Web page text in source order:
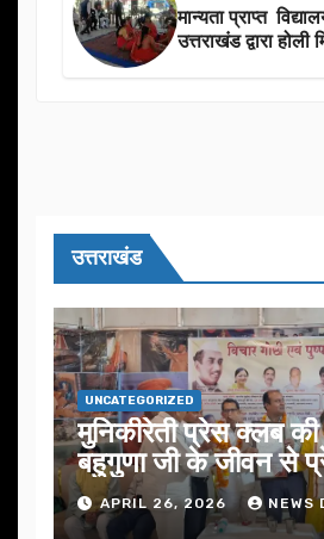
मान्यता प्राप्त
उत्तराखंड द्वारा
उत्तराखंड
UNCATEGORIZED
मुनिकीरेती प्रेस क्लब की
बहुगुणा जी के जीवन से
जोरAPRIL 26, 2026 NEWS